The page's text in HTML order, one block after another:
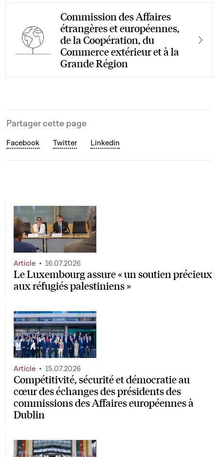
Commission des Affaires
étrangères et européennes,
de la Coopération, du
Commerce extérieur et à la
Grande Région
Partager cette page
Facebook Twitter Linkedin
Le Luxembourg assure « un soutien précieux
aux réfugiés palestiniens »
Article 16.07.2026
Compétitivité, sécurité et démocratie au
cœur des échanges des présidents des
commissions des Affaires européennes à
Dublin
Article 15.07.2026